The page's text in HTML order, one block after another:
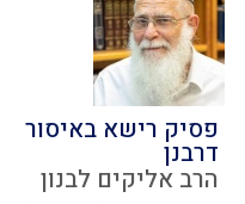
פסיק רישא באיסור
דרבנן
הרב אליקים לבנון